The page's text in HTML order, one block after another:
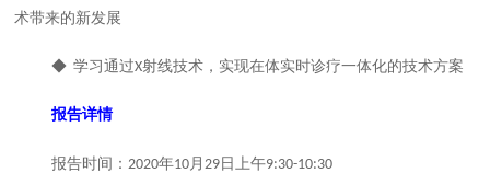
术带来的新发展
◆ 学习通过X射线技术，实现在体实时诊疗一体化的技术方案
报告详情
报告时间：2020年10月29日上午9:30-10:30